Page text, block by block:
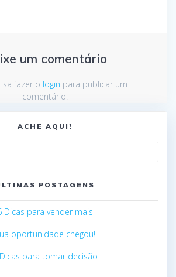
um comentário
fazer o login para publicar um
comentário.
ACHE AQUI!
POSTAGENS
Dicas para vender mais
oportunidade chegou!
para tomar decisão